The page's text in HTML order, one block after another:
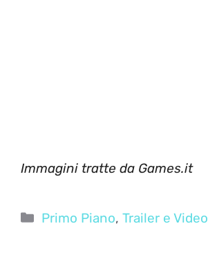
Immagini tratte da Games.it
Categorie
Primo Piano,Trailer e Video